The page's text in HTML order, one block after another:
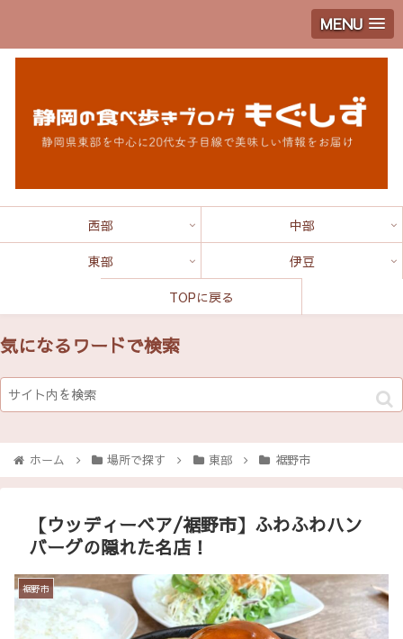
MENU
西部
中部
東部
伊豆
TOPに戻る
気になるワードで検索
ホーム 場所で探す 東部 裾野市
【ウッディーベア/裾野市】ふわふわハン
バーグの隠れた名店！
裾野市